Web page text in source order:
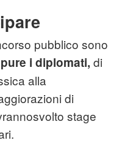
pubblico sono
i diplomati, di
alla
di
stage